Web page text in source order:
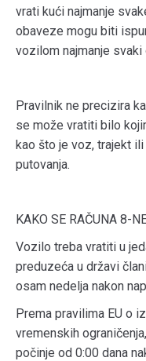
vrati kući najmanje
obaveze mogu biti
vozilom najmanje
Pravilnik ne precizira
se može vratiti bilo
kao što je voz, trajekt
putovanja.
KAKO SE RAČUNA 8-
Vozilo treba vratiti u
preduzeća u državi
osam nedelja nakon
Prema pravilima EU o
vremenskih
počinje od 0:00 dana